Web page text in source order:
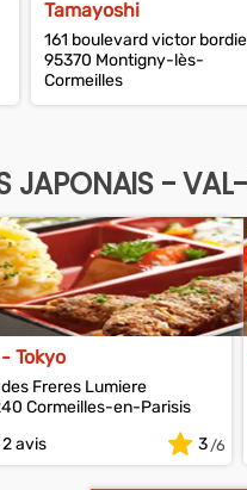
Tamayoshi
161 boulevard victor
95370 Montigny-lès-
Cormeilles
JAPONAIS -
Tokyo
Freres Lumiere
Cormeilles-en-Parisis
2 avis
3